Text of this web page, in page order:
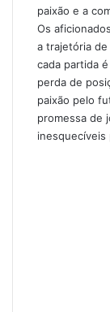
paixão e a
Os
a trajetória
cada partida
perda de
paixão pelo
promessa de